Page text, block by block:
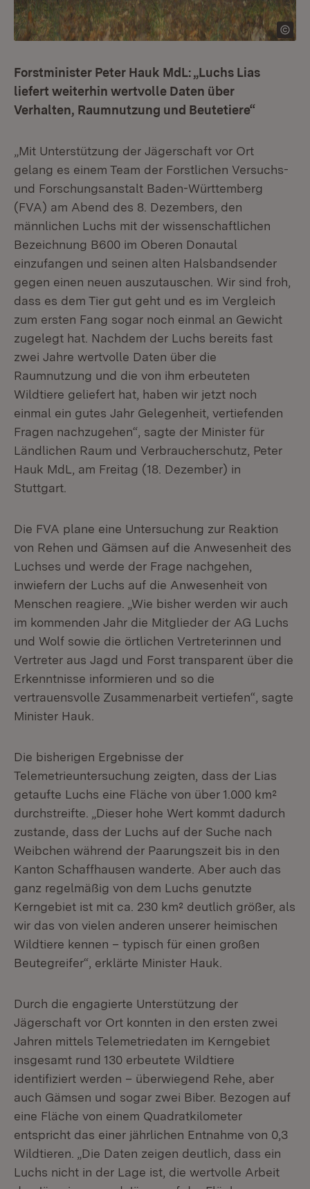
Forstminister Peter Hauk MdL: „Luchs Lias
liefert weiterhin wertvolle Daten über
Verhalten, Raumnutzung und Beutetiere“
„Mit Unterstützung der Jägerschaft vor Ort
gelang es einem Team der Forstlichen Versuchs-
und Forschungsanstalt Baden-Württemberg
(FVA) am Abend des 8. Dezembers, den
männlichen Luchs mit der wissenschaftlichen
Bezeichnung B600 im Oberen Donautal
einzufangen und seinen alten Halsbandsender
gegen einen neuen auszutauschen. Wir sind froh,
dass es dem Tier gut geht und es im Vergleich
zum ersten Fang sogar noch einmal an Gewicht
zugelegt hat. Nachdem der Luchs bereits fast
zwei Jahre wertvolle Daten über die
Raumnutzung und die von ihm erbeuteten
Wildtiere geliefert hat, haben wir jetzt noch
einmal ein gutes Jahr Gelegenheit, vertiefenden
Fragen nachzugehen“, sagte der Minister für
Ländlichen Raum und Verbraucherschutz, Peter
Hauk MdL, am Freitag (18. Dezember) in
Stuttgart.
Die FVA plane eine Untersuchung zur Reaktion
von Rehen und Gämsen auf die Anwesenheit des
Luchses und werde der Frage nachgehen,
inwiefern der Luchs auf die Anwesenheit von
Menschen reagiere. „Wie bisher werden wir auch
im kommenden Jahr die Mitglieder der AG Luchs
und Wolf sowie die örtlichen Vertreterinnen und
Vertreter aus Jagd und Forst transparent über die
Erkenntnisse informieren und so die
vertrauensvolle Zusammenarbeit vertiefen“, sagte
Minister Hauk.
Die bisherigen Ergebnisse der
Telemetrieuntersuchung zeigten, dass der Lias
getaufte Luchs eine Fläche von über 1.000 km²
durchstreifte. „Dieser hohe Wert kommt dadurch
zustande, dass der Luchs auf der Suche nach
Weibchen während der Paarungszeit bis in den
Kanton Schaffhausen wanderte. Aber auch das
ganz regelmäßig von dem Luchs genutzte
Kerngebiet ist mit ca. 230 km² deutlich größer, als
wir das von vielen anderen unserer heimischen
Wildtiere kennen – typisch für einen großen
Beutegreifer“, erklärte Minister Hauk.
Durch die engagierte Unterstützung der
Jägerschaft vor Ort konnten in den ersten zwei
Jahren mittels Telemetriedaten im Kerngebiet
insgesamt rund 130 erbeutete Wildtiere
identifiziert werden – überwiegend Rehe, aber
auch Gämsen und sogar zwei Biber. Bezogen auf
eine Fläche von einem Quadratkilometer
entspricht das einer jährlichen Entnahme von 0,3
Wildtieren. „Die Daten zeigen deutlich, dass ein
Luchs nicht in der Lage ist, die wertvolle Arbeit